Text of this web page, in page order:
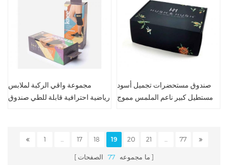
مجموعة واقي الركبة لملابس
رياضية احترافية قابلة للطي صندوق
صندوق مستحضرات تجميل أسود
مستطيل كبير ناعم الملمس مموج
1 17 18 19 20 21 77
ما مجموعه 77 الصفحات